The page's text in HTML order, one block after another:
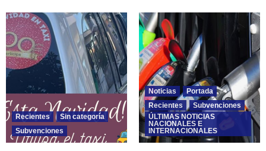
Recientes
Sin categoría
Subvenciones
Noticias
Portada
Recientes
Subvenciones
ÚLTIMAS NOTICIAS
NACIONALES E
INTERNACIONALES